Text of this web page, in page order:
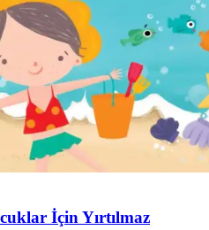
İçin Yırtılmaz